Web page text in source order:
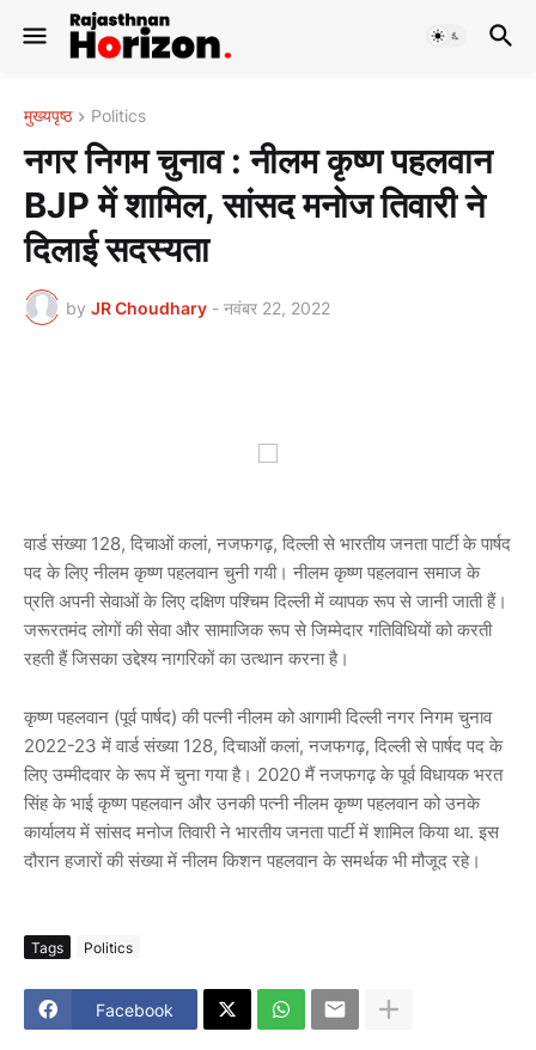
मुख्यपृष्ठ Politics
नगर निगम चुनाव : नीलम कृष्ण पहलवान
BJP में शामिल, सांसद मनोज तिवारी ने
दिलाई सदस्यता
by JR Choudhary - नवंबर 22, 2022
वार्ड संख्या 128, दिचाओं कलां, नजफगढ़, दिल्ली से भारतीय जनता पार्टी के पार्षद
पद के लिए नीलम कृष्ण पहलवान चुनी गयी। नीलम कृष्ण पहलवान समाज के
प्रति अपनी सेवाओं के लिए दक्षिण पश्चिम दिल्ली में व्यापक रूप से जानी जाती हैं।
जरूरतमंद लोगों की सेवा और सामाजिक रूप से जिम्मेदार गतिविधियों को करती
रहती हैं जिसका उद्देश्य नागरिकों का उत्थान करना है।
कृष्ण पहलवान (पूर्व पार्षद) की पत्नी नीलम को आगामी दिल्ली नगर निगम चुनाव
2022-23 में वार्ड संख्या 128, दिचाओं कलां, नजफगढ़, दिल्ली से पार्षद पद के
लिए उम्मीदवार के रूप में चुना गया है। 2020 मैं नजफगढ़ के पूर्व विधायक भरत
सिंह के भाई कृष्ण पहलवान और उनकी पत्नी नीलम कृष्ण पहलवान को उनके
कार्यालय में सांसद मनोज तिवारी ने भारतीय जनता पार्टी में शामिल किया था. इस
दौरान हजारों की संख्या में नीलम किशन पहलवान के समर्थक भी मौजूद रहे।
Tags Politics
Facebook